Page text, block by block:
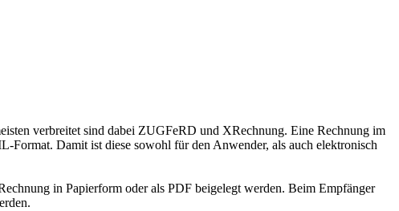
verbreitet sind dabei ZUGFeRD und XRechnung. Eine Rechnung im
Format. Damit ist diese sowohl für den Anwender, als auch elektronisch
in Papierform oder als PDF beigelegt werden. Beim Empfänger